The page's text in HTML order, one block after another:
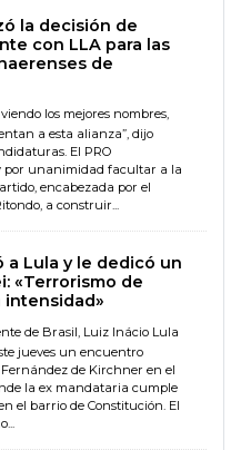
la decisión de
con LLA para las
de
viendo los mejores nombres,
a esta alianza”, dijo
El PRO
por unanimidad facultar a la
encabezada por el
a construir...
a Lula y le dedicó un
«Terrorismo de
intensidad»
de Brasil, Luiz Inácio Lula
jueves un encuentro
de Kirchner en el
la ex mandataria cumple
el barrio de Constitución. El